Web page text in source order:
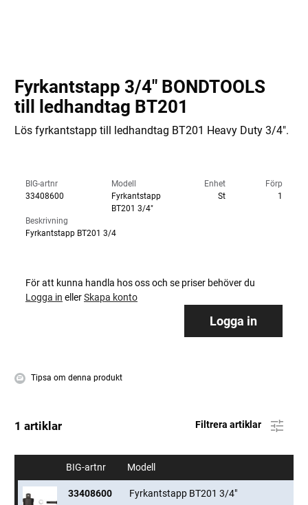
Fyrkantstapp 3/4" BONDTOOLS
till ledhandtag BT201
Lös fyrkantstapp till ledhandtag BT201 Heavy Duty 3/4".
BIG-artnr
33408600
Modell
Fyrkantstapp
BT201 3/4"
Enhet
St
Förp
1
Beskrivning
Fyrkantstapp BT201 3/4
För att kunna handla hos oss och se priser behöver du
Logga in ellerSkapa konto
Logga in
Tipsa om denna produkt
1 artiklar Filtrera artiklar
BIG-artnr Modell
33408600 Fyrkantstapp BT201 3/4"